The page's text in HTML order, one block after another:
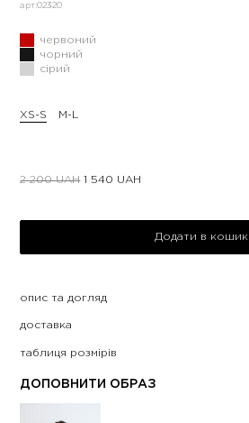
арт:02320
червоний
чорний
сірий
XS-S M-L
2 200UAH 1 540 UAH
Додати в кошик
опис та догляд
доставка
таблиця розмірів
ДОПОВНИТИ ОБРАЗ